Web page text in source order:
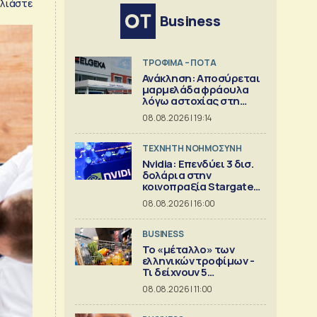
Business
ΤΡΟΦΙΜΑ – ΠΟΤΑ
Ανάκληση: Αποσύρεται
μαρμελάδα φράουλα
λόγω αστοχίας στη
γυάλινη συσκευασία
08.08.2026 | 19:14
TΕΧΝΗΤΗ ΝΟΗΜΟΣΥΝΗ
Nvidia: Επενδύει 3 δισ.
δολάρια στην
κοινοπραξία Stargate
για κέντρα δεδομένων
08.08.2026 | 16:00
BUSINESS
Το «μέταλλο» των
ελληνικών τροφίμων -
Τι δείχνουν 5
ισολογισμοί
08.08.2026 | 11:00